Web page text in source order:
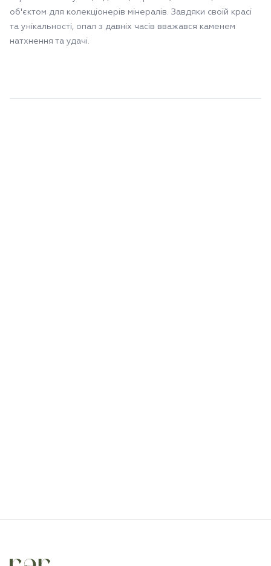
об'єктом для колекціонерів мінералів. Завдяки своїй красі
та унікальності, опал з давніх часів вважався каменем
натхнення та удачі.